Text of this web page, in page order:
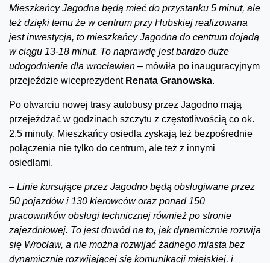
Mieszkańcy Jagodna będą mieć do przystanku 5 minut, ale
też dzięki temu że w centrum przy Hubskiej realizowana
jest inwestycja, to mieszkańcy Jagodna do centrum dojadą
w ciągu 13-18 minut. To naprawdę jest bardzo duże
udogodnienie dla wrocławian – mówiła po inauguracyjnym
przejeździe wiceprezydent Renata Granowska.
Po otwarciu nowej trasy autobusy przez Jagodno mają
przejeżdżać w godzinach szczytu z częstotliwością co ok.
2,5 minuty. Mieszkańcy osiedla zyskają też bezpośrednie
połączenia nie tylko do centrum, ale też z innymi
osiedlami.
– Linie kursujące przez Jagodno będą obsługiwane przez
50 pojazdów i 130 kierowców oraz ponad 150
pracowników obsługi technicznej również po stronie
zajezdniowej. To jest dowód na to, jak dynamicznie rozwija
się Wrocław, a nie można rozwijać żadnego miasta bez
dynamicznie rozwijającej się komunikacji miejskiej, i